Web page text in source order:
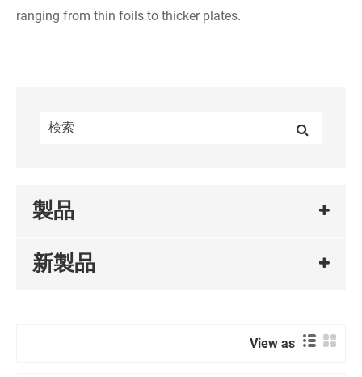
ranging from thin foils to thicker plates.
製品
新製品
View as